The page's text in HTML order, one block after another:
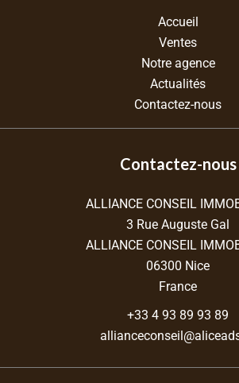
Accueil
Ventes
Notre agence
Actualités
Contactez-nous
Contactez-nous
ALLIANCE CONSEIL
3 Rue Auguste Gal
ALLIANCE CONSEIL
06300 Nice
France
+33 4 93 89 93 89